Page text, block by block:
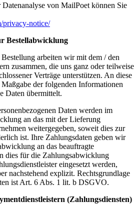
von MailPoet können Sie
privacy-notice/
Bestellabwicklung
arbeiten wir mit dem / den
zusammen, die uns ganz oder teilweise
Verträge unterstützen. An diese
der folgenden Informationen
Daten übermittelt.
Daten werden im
an das mit der Lieferung
weitergegeben, soweit dies zur
ist. Ihre Zahlungsdaten geben wir
an das beauftragte
dies für die Zahlungsabwicklung
eingesetzt werden,
nachstehend explizit. Rechtsgrundlage
ist Art. 6 Abs. 1 lit. b DSGVO.
(Zahlungsdiensten)